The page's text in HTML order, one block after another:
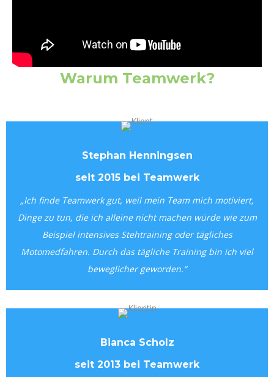
Warum Teamwerk?
Stephan Henningsen
seit 2015 bei Teamwerk
„Ich finde Teamwerk gut, weil mein Team mich motiviert,
Dinge zu tun, die ich alleine nicht machen würde wie zum
Beispiel intensives Stehtraining oder tägliches
Motomedfahren. Durch das tägliche Training bin ich viel
beweglicher geworden.“
Bianca Scholz
seit 2013 bei Teamwerk